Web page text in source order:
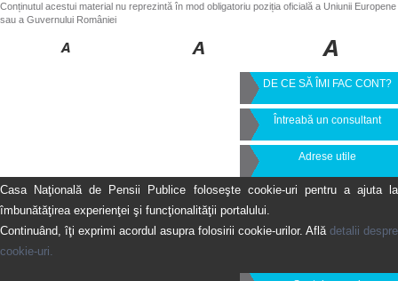
Conținutul acestui material nu reprezintă în mod obligatoriu poziția oficială a Uniunii Europene
sau a Guvernului României
DE CE SĂ ÎMI FAC CONT?
Întreabă un consultant
Adrese utile
Casa Naţională de Pensii Publice foloseşte cookie-uri pentru a ajuta la
îmbunătăţirea experienţei şi funcţionalităţii portalului.
Continuând, îţi exprimi acordul asupra folosirii cookie-urilor. Află detalii despre
cookie-uri.